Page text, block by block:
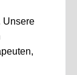
Unsere